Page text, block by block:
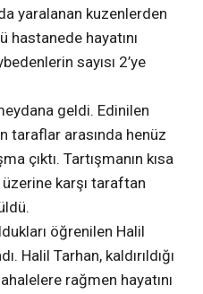
yaralanan kuzenlerden
hayatını
sayısı 2’ye
geldi. Edinilen
taraflar arasında henüz
çıktı. Tartışmanın kısa
karşı taraftan
öğrenilen Halil
Halil Tarhan, kaldırıldığı
rağmen hayatını